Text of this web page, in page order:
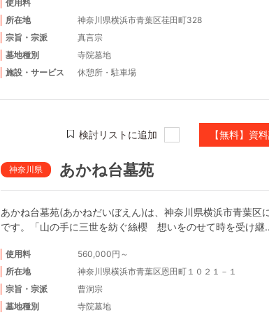
使用料
所在地
神奈川県横浜市青葉区荏田町328
宗旨・宗派
真言宗
墓地種別
寺院墓地
施設・サービス
休憩所 ・駐車場
検討リストに追加 【無料】資
神奈川県 あかね台墓苑
あかね台墓苑(あかねだいぼえん)は、神奈川県横浜市青葉区
です。「山の手に三世を紡ぐ絲櫻 想いをのせて時を受け継
使用料
560,000円～
所在地
神奈川県横浜市青葉区恩田町１０２１－１
宗旨・宗派
曹洞宗
墓地種別
寺院墓地